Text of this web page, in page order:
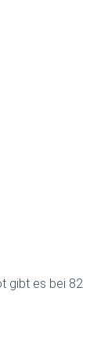
gibt es bei 82